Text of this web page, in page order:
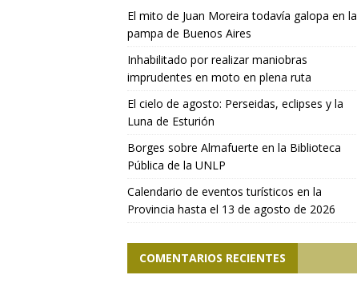
El mito de Juan Moreira todavía galopa en la
pampa de Buenos Aires
Inhabilitado por realizar maniobras
imprudentes en moto en plena ruta
El cielo de agosto: Perseidas, eclipses y la
Luna de Esturión
Borges sobre Almafuerte en la Biblioteca
Pública de la UNLP
Calendario de eventos turísticos en la
Provincia hasta el 13 de agosto de 2026
COMENTARIOS RECIENTES